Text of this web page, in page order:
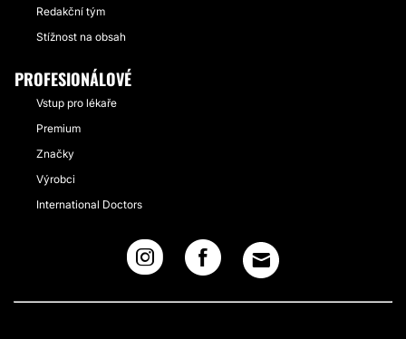
Redakční tým
Stížnost na obsah
PROFESIONÁLOVÉ
Vstup pro lékaře
Premium
Značky
Výrobci
International Doctors